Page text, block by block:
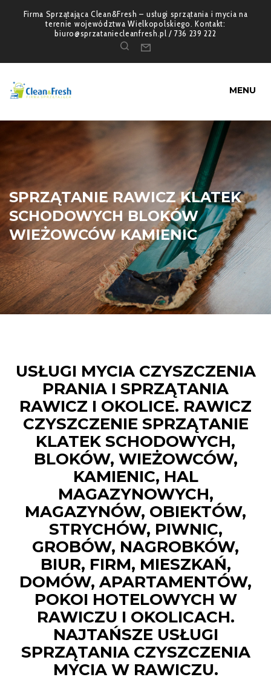
Firma Sprzątająca Clean&Fresh – usługi sprzątania i mycia na
terenie województwa Wielkopolskiego. Kontakt:
biuro@sprzataniecleanfresh.pl / 736 239 222
MENU
SPRZĄTANIE RAWICZ KLATEK
SCHODOWYCH BLOKÓW
WIEŻOWCÓW KAMIENIC
USŁUGI MYCIA CZYSZCZENIA
PRANIA I SPRZĄTANIA
RAWICZ I OKOLICE. RAWICZ
CZYSZCZENIE SPRZĄTANIE
KLATEK SCHODOWYCH,
BLOKÓW, WIEŻOWCÓW,
KAMIENIC, HAL
MAGAZYNOWYCH,
MAGAZYNÓW, OBIEKTÓW,
STRYCHÓW, PIWNIC,
GROBÓW, NAGROBKÓW,
BIUR, FIRM, MIESZKAŃ,
DOMÓW, APARTAMENTÓW,
POKOI HOTELOWYCH W
RAWICZU I OKOLICACH.
NAJTAŃSZE USŁUGI
SPRZĄTANIA CZYSZCZENIA
MYCIA W RAWICZU.